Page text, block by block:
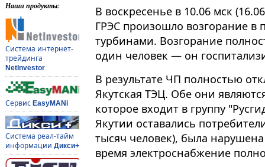
Наши продукты:
Система интернет-
трейдинга
NetInvestor
Сервис EasyMANi
Система реал-тайм
информации Дикси+
В воскресенье в 10.06 мск
ГРЭС произошло возгорание
турбинами. Возгорание
один человек — он
В результате ЧП полностью
Якутская ТЭЦ. Обе они
которое входит в группу
Якутии оставались
тысяч человек), была
время электроснабжение